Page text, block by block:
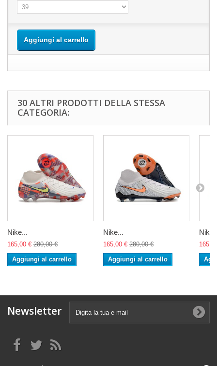
Aggiungi al carrello
30 ALTRI PRODOTTI DELLA STESSA
CATEGORIA:
Nike...
165,00 € 280,00 €
Aggiungi al carrello
Nike...
165,00 € 280,00 €
Aggiungi al carrello
Newsletter